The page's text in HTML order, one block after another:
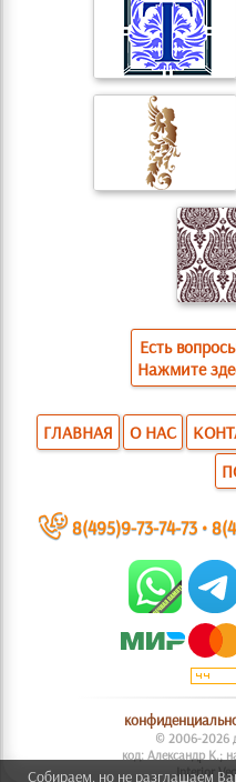
Есть
Нажмите
ГЛАВНАЯ О НАС
~ 8(495)9-73-74-73•
© 2006-2026
код: Александр К.;
Interior
Собираем, но не разглашаем